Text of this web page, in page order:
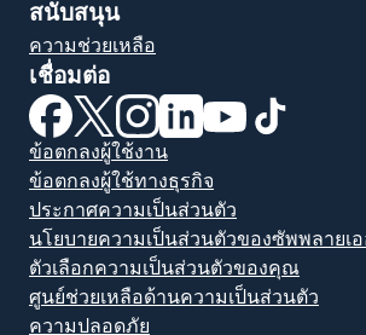
สนับสนุน
ความช่วยเหลือ
เชื่อมต่อ
(เปิดในหน้าต่างใหม่)
(เปิดในหน้าต่างใหม่)
(เปิดในหน้าต่างใหม่)
(เปิดในหน้าต่างใหม่)
(เปิดในหน้าต่า
ข้อตกลงผู้ใช้งาน
ข้อตกลงผู้ใช้ทางธุรกิจ
ประกาศความเป็นส่วนตัว
นโยบายความเป็นส่วนตัวของซัพพลายเอ
ตัวเลือกความเป็นส่วนตัวของคุณ
ศูนย์ช่วยเหลือด้านความเป็นส่วนตัว
ความปลอดภัย